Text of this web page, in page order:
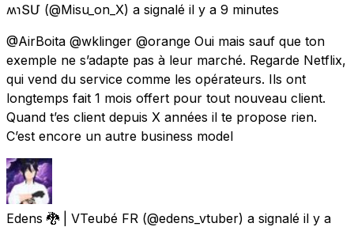
ʍɿՏՄ (@Misu_on_X) a signalé il y a 9 minutes
@AirBoita @wklinger @orange Oui mais sauf que ton
exemple ne s’adapte pas à leur marché. Regarde Netflix,
qui vend du service comme les opérateurs. Ils ont
longtemps fait 1 mois offert pour tout nouveau client.
Quand t’es client depuis X années il te propose rien.
C’est encore un autre business model
Edens 🐉 | VTeubé FR (@edens_vtuber) a signalé il y a